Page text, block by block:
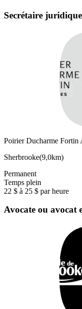
Secrétaire juridique
Poirier Ducharme Fortin
Sherbrooke(9,0km)
Permanent
Temps plein
22 $ à 25 $ par heure
Avocate ou